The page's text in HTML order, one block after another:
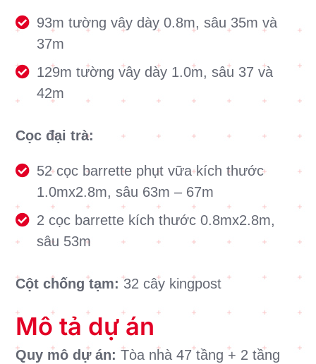
93m tường vây dày 0.8m, sâu 35m và
37m
129m tường vây dày 1.0m, sâu 37 và
42m
Cọc đại trà:
52 cọc barrette phụt vữa kích thước
1.0mx2.8m, sâu 63m – 67m
2 cọc barrette kích thước 0.8mx2.8m,
sâu 53m
Cột chống tạm: 32 cây kingpost
Mô tả dự án
Quy mô dự án:Tòa nhà 47 tầng + 2 tầng